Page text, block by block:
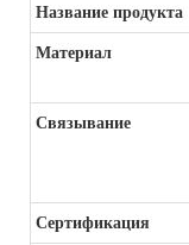
Название продукта
Материал
Связывание
Сертификация